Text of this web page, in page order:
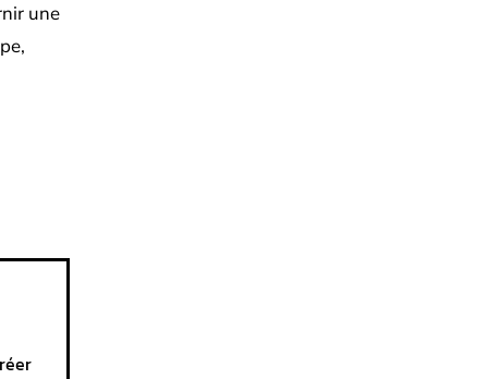
une